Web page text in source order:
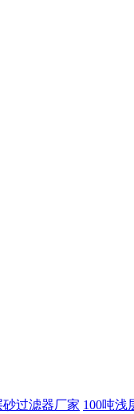
过滤器厂家 100吨浅